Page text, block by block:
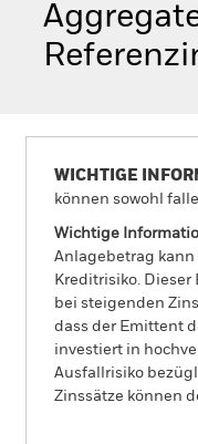
WICHTIGE
können sowohl
Wichtige
Anlagebetrag
Kreditrisiko.
bei steigenden
dass der Emittent
investiert in
Ausfallrisiko
Zinssätze können